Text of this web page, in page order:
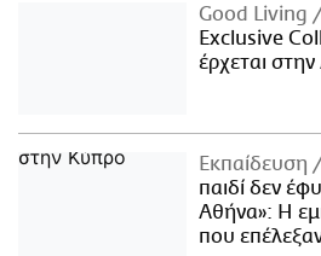
Good Living
Exclusive
έρχεται
Εκπαίδευση
παιδί δεν
Αθήνα»: Η
που